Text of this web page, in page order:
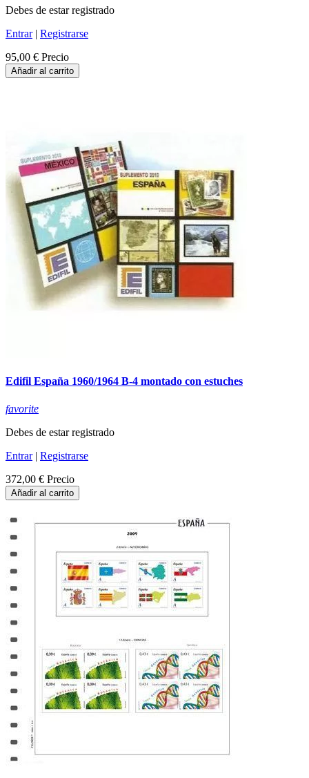
Debes de estar registrado
Entrar| Registrarse
95,00 € Precio
Añadir al carrito
Edifil España 1960/1964 B-4 montado con estuches
favorite
Debes de estar registrado
Entrar| Registrarse
372,00 € Precio
Añadir al carrito